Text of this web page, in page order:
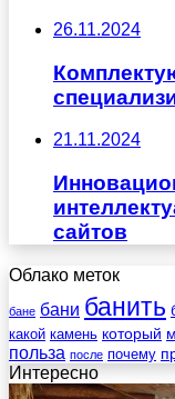
26.11.2024
21.11.2024
сайтов
Облако меток
бане бани банить
какой камень который
польза после почему
Интересно